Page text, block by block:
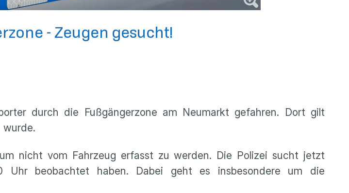
- Zeugen gesucht!
durch die Fußgängerzone am Neumarkt gefahren. Dort gilt
nicht vom Fahrzeug erfasst zu werden. Die Polizei sucht jetzt
beobachtet haben. Dabei geht es insbesondere um die